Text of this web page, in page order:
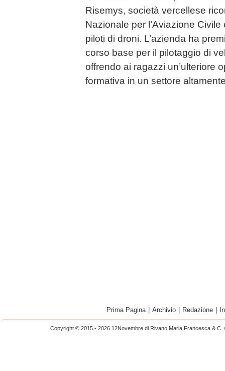
Risemys, società vercellese
Nazionale per l’Aviazione
piloti di droni. L’azienda ha
corso base per il pilotaggio di
offrendo ai ragazzi un’ulteriore
formativa in un settore
Prima Pagina Archivio Redazione
Copyright © 2015 - 2026 12Novembre di Rivano Maria Francesca &